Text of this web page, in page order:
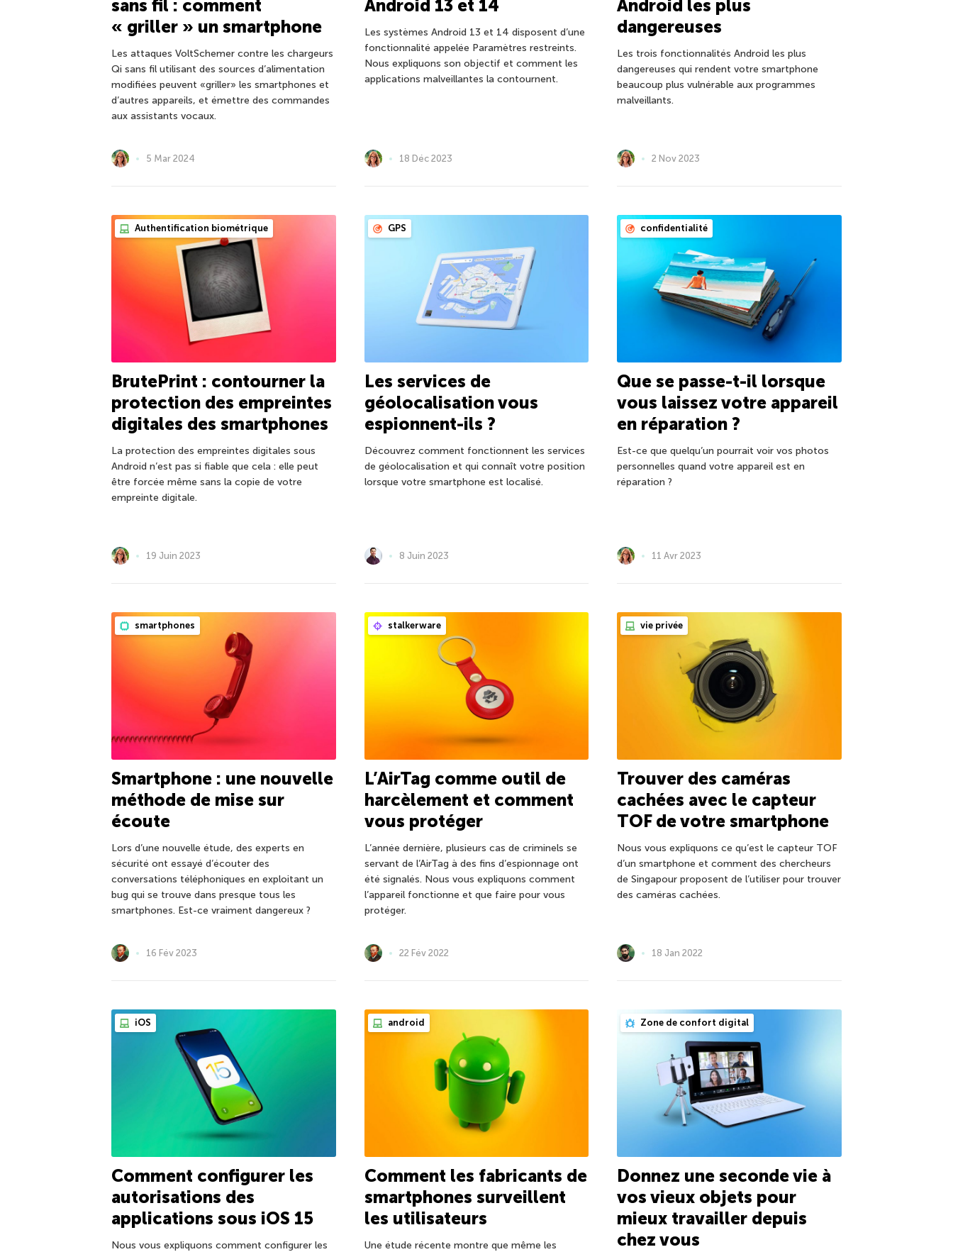
sans fil : comment
« griller » un smartphone
Les attaques VoltSchemer contre les chargeurs
Qi sans fil utilisant des sources d’alimentation
modifiées peuvent «griller» les smartphones et
d’autres appareils, et émettre des commandes
aux assistants vocaux.
5 Mar 2024
Android 13 et 14
Les systèmes Android 13 et 14 disposent d’une
fonctionnalité appelée Paramètres restreints.
Nous expliquons son objectif et comment les
applications malveillantes la contournent.
18 Déc 2023
Android les plus
dangereuses
Les trois fonctionnalités Android les plus
dangereuses qui rendent votre smartphone
beaucoup plus vulnérable aux programmes
malveillants.
2 Nov 2023
Authentification biométrique
BrutePrint : contourner la
protection des empreintes
digitales des smartphones
La protection des empreintes digitales sous
Android n’est pas si fiable que cela : elle peut
être forcée même sans la copie de votre
empreinte digitale.
19 Juin 2023
GPS
Les services de
géolocalisation vous
espionnent-ils ?
Découvrez comment fonctionnent les services
de géolocalisation et qui connaît votre position
lorsque votre smartphone est localisé.
8 Juin 2023
confidentialité
Que se passe-t-il lorsque
vous laissez votre appareil
en réparation ?
Est-ce que quelqu’un pourrait voir vos photos
personnelles quand votre appareil est en
réparation ?
11 Avr 2023
smartphones
Smartphone : une nouvelle
méthode de mise sur
écoute
Lors d’une nouvelle étude, des experts en
sécurité ont essayé d’écouter des
conversations téléphoniques en exploitant un
bug qui se trouve dans presque tous les
smartphones. Est-ce vraiment dangereux ?
16 Fév 2023
stalkerware
L’AirTag comme outil de
harcèlement et comment
vous protéger
L’année dernière, plusieurs cas de criminels se
servant de l’AirTag à des fins d’espionnage ont
été signalés. Nous vous expliquons comment
l’appareil fonctionne et que faire pour vous
protéger.
22 Fév 2022
vie privée
Trouver des caméras
cachées avec le capteur
TOF de votre smartphone
Nous vous expliquons ce qu’est le capteur TOF
d’un smartphone et comment des chercheurs
de Singapour proposent de l’utiliser pour trouver
des caméras cachées.
18 Jan 2022
iOS
Comment configurer les
autorisations des
applications sous iOS 15
Nous vous expliquons comment configurer les
android
Comment les fabricants de
smartphones surveillent
les utilisateurs
Une étude récente montre que même les
Zone de confort digital
Donnez une seconde vie à
vos vieux objets pour
mieux travailler depuis
chez vous